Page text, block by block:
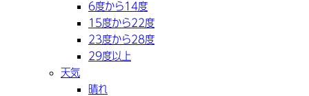
6度から14度
15度から22度
23度から28度
29度以上
天気
晴れ